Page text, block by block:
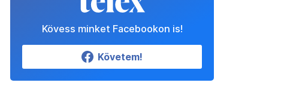
Kövess minket Facebookon is!
Követem!